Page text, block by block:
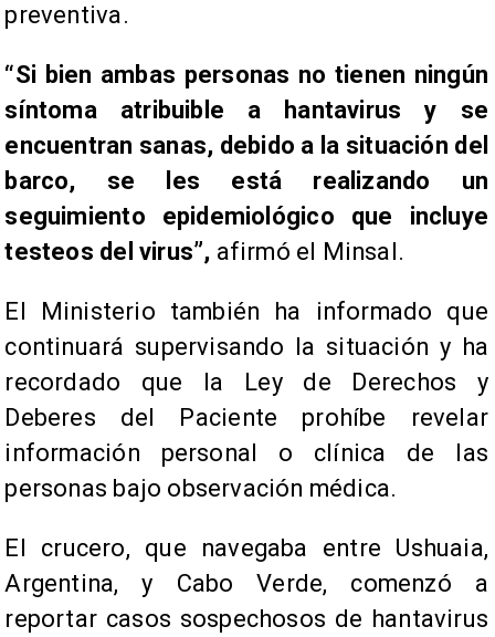
preventiva.
“Si bien ambas personas no tienen ningún
síntoma atribuible a hantavirus y se
encuentran sanas, debido a la situación del
barco, se les está realizando un
seguimiento epidemiológico que incluye
testeos del virus”, afirmó el Minsal.
El Ministerio también ha informado que
continuará supervisando la situación y ha
recordado que la Ley de Derechos y
Deberes del Paciente prohíbe revelar
información personal o clínica de las
personas bajo observación médica.
El crucero, que navegaba entre Ushuaia,
Argentina, y Cabo Verde, comenzó a
reportar casos sospechosos de hantavirus